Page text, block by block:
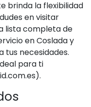
brinda la flexibilidad
en visitar
lista completa de
en Coslada y
tus necesidades.
para ti